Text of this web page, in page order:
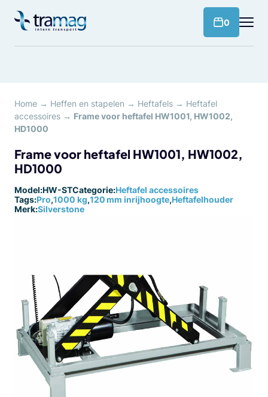
naar
0
Home → Heffen en stapelen → Heftafels → Heftafel
accessoires → Frame voor heftafel HW1001, HW1002,
HD1000
Frame voor heftafel HW1001, HW1002,
HD1000
Model:HW-STCategorie:Heftafel accessoires
Tags:Pro,1000 kg,120 mm inrijhoogte,Heftafelhouder
Merk:Silverstone